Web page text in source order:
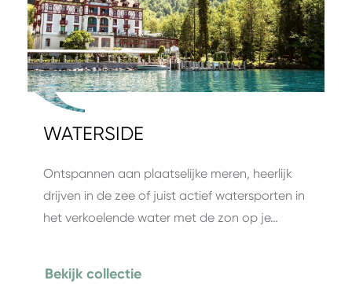
WATERSIDE
Ontspannen aan plaatselijke meren, heerlijk
drijven in de zee of juist actief watersporten in
het verkoelende water met de zon op je…
Bekijk collectie